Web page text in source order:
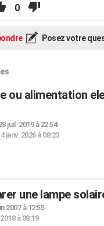
0
Posez votre
ou alimentation
juil. 2019 à 22:54
janv. 2026 à 08:23
une lampe
2007 à 12:55
à 08:19